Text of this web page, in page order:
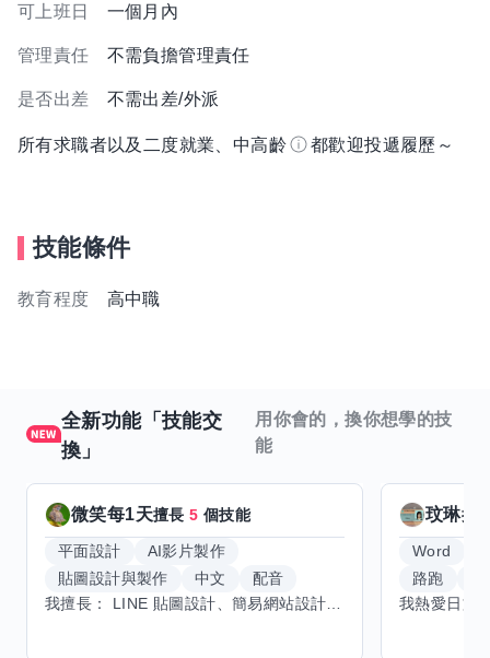
可上班日 一個月內
管理責任 不需負擔管理責任
是否出差 不需出差/外派
所有求職者以及二度就業、中高齡 都歡迎投遞履歷～
技能條件
教育程度 高中職
全新功能「技能交
換」
用你會的，換你想學的技
能
微笑每1天擅長5 個技能
平面設計
AI影片製作
貼圖設計與製作
中文
配音
玟琳擅
Word
路跑